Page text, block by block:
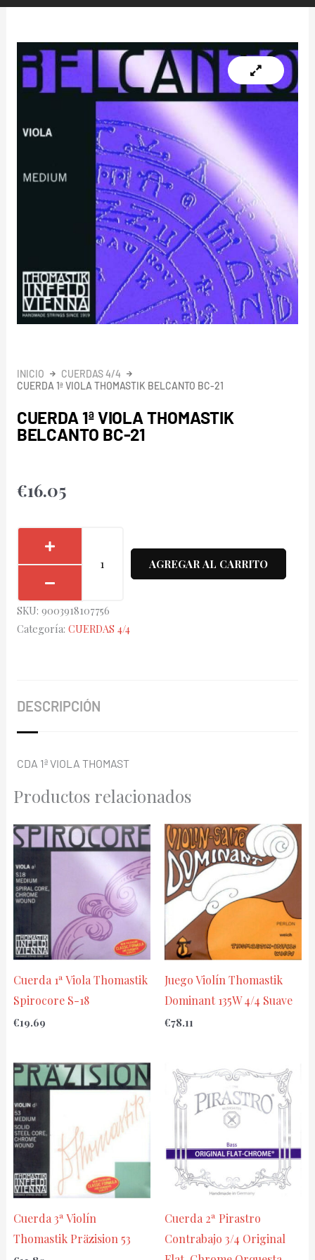
INICIO
CUERDAS 4/4
CUERDA 1ª VIOLA THOMASTIK BELCANTO BC-21
CUERDA 1ª VIOLA THOMASTIK
BELCANTO BC-21
€16.05
Belcanto
BC-
AGREGAR AL CARRITO
SKU: 9003918107756
Categoría: CUERDAS 4/4
DESCRIPCIÓN
CDA 1ª VIOLA THOMAST
Productos relacionados
Cuerda 1ª Viola Thomastik
Spirocore S-18
€19.69
Juego Violín Thomastik
Dominant 135W 4/4 Suave
€78.11
Cuerda 3ª Violín
Thomastik Präzision 53
Cuerda 2ª Pirastro
Contrabajo 3/4 Original